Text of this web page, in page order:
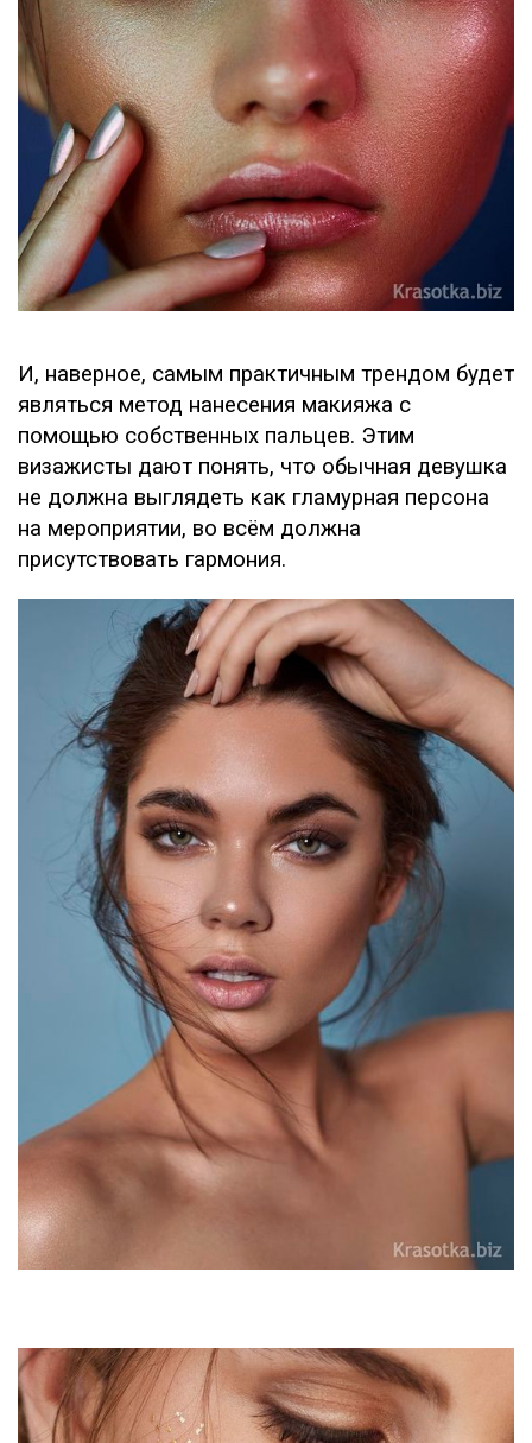
И, наверное, самым практичным трендом будет
являться метод нанесения макияжа с
помощью собственных пальцев. Этим
визажисты дают понять, что обычная девушка
не должна выглядеть как гламурная персона
на мероприятии, во всём должна
присутствовать гармония.